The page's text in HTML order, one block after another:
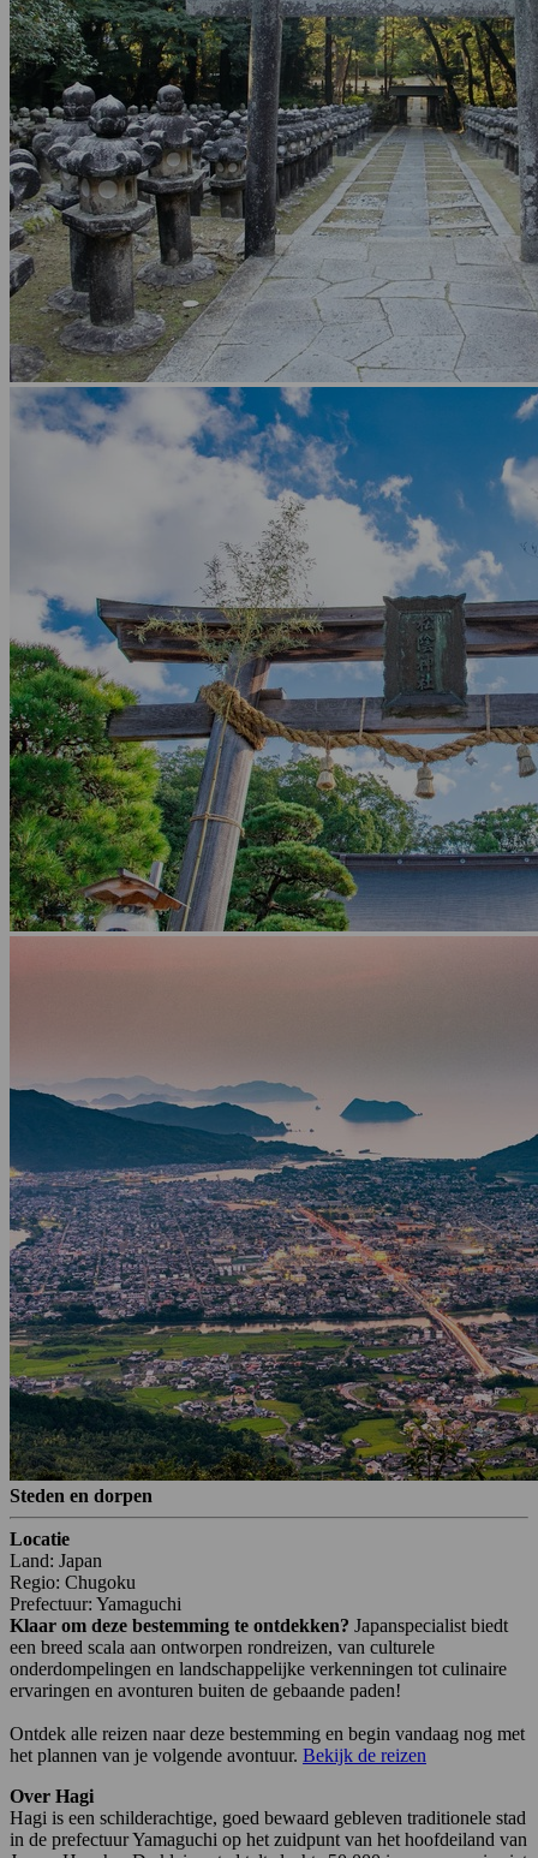
Steden en dorpen
Locatie
Land: Japan
Regio: Chugoku
Prefectuur: Yamaguchi
Klaar om deze bestemming te ontdekken? Japanspecialist biedt
een breed scala aan ontworpen rondreizen, van culturele
onderdompelingen en landschappelijke verkenningen tot culinaire
ervaringen en avonturen buiten de gebaande paden!
Ontdek alle reizen naar deze bestemming en begin vandaag nog met
het plannen van je volgende avontuur. Bekijk de reizen
Over Hagi
Hagi is een schilderachtige, goed bewaard gebleven traditionele stad
in de prefectuur Yamaguchi op het zuidpunt van het hoofdeiland van